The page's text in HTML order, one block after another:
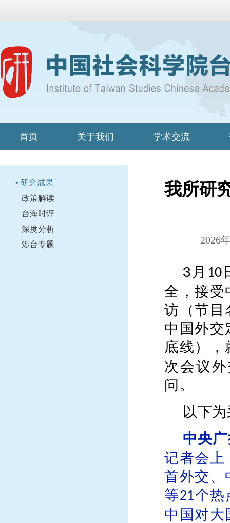
首页 关于我们 学术交流
• 研究成果
政策解读
台海时评
深度分析
涉台专题
我所研
2026
3 月 10
全，接受
访（节目
中国外交
底线），
次会议
问。
以下
中央
记者会上
首外交、
等21个热
中国对大